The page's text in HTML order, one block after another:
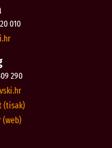
010
290
(tisak)
(web)